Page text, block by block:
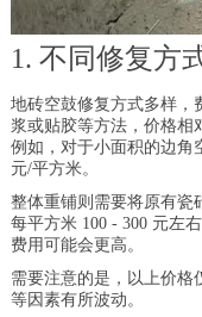
1. 不同修复方
地砖空鼓修复方式多样，
浆或贴胶等方法，价格相
例如，对于小面积的边角
元/平方米。
整体重铺则需要将原有瓷
每平方米 100 - 300 元左
费用可能会更高。
需要注意的是，以上价格
等因素有所波动。